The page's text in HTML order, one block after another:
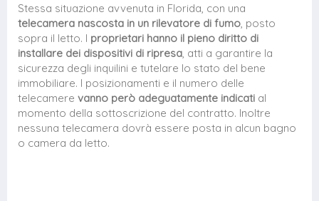
Stessa situazione avvenuta in Florida, con una
telecamera nascosta in un rilevatore di fumo , posto
sopra il letto. I proprietari hanno il pieno diritto di
installare dei dispositivi di ripresa , atti a garantire la
sicurezza degli inquilini e tutelare lo stato del bene
immobiliare. I posizionamenti e il numero delle
telecamere vanno però adeguatamente indicati al
momento della sottoscrizione del contratto. Inoltre
nessuna telecamera dovrà essere posta in alcun bagno
o camera da letto.